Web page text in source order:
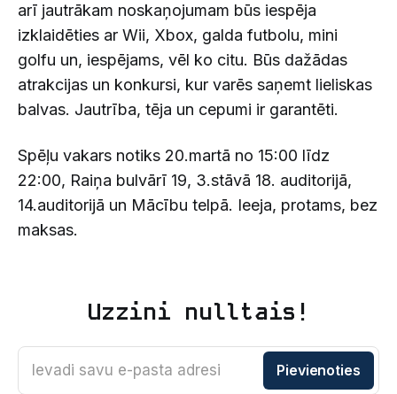
arī jautrākam noskaņojumam būs iespēja
izklaidēties ar Wii, Xbox, galda futbolu, mini
golfu un, iespējams, vēl ko citu. Būs dažādas
atrakcijas un konkursi, kur varēs saņemt lieliskas
balvas. Jautrība, tēja un cepumi ir garantēti.
Spēļu vakars notiks 20.martā no 15:00 līdz
22:00, Raiņa bulvārī 19, 3.stāvā 18. auditorijā,
14.auditorijā un Mācību telpā. Ieeja, protams, bez
maksas.
Uzzini nulltais!
Ievadi savu e-pasta adresi Pievienoties